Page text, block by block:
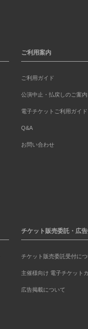
ご利用案内
ご利用ガイド
公演中止・払戻しのご案内
電子チケットご利用ガイド
Q&A
お問い合わせ
チケット販売委託・広
チケット販売委託受付に
主催様向け 電子チケット
広告掲載について